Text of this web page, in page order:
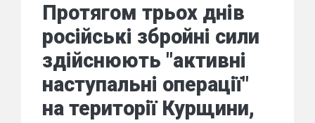
Протягом трьох днів
російські збройні сили
здійснюють "активні
наступальні операції"
на території Курщини,